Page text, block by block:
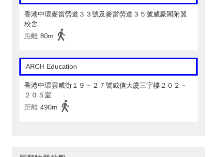
香港中環麥當勞道３３號及麥當勞道３５號威豪閣附翼
校舍
距離 80m
ARCH Education
香港中環雲咸街１９－２７號威信大廈三字樓２０２－
２０５室
距離 490m